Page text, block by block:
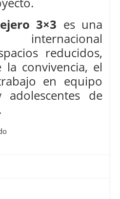
3×3 es una
reducidos,
convivencia, el
en equipo
de